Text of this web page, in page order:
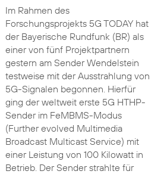
Im Rahmen des
Forschungsprojekts 5G TODAY hat
der Bayerische Rundfunk (BR) als
einer von fünf Projektpartnern
gestern am Sender Wendelstein
testweise mit der Ausstrahlung von
5G-Signalen begonnen. Hierfür
ging der weltweit erste 5G HTHP-
Sender im FeMBMS-Modus
(Further evolved Multimedia
Broadcast Multicast Service) mit
einer Leistung von 100 Kilowatt in
Betrieb. Der Sender strahlte für